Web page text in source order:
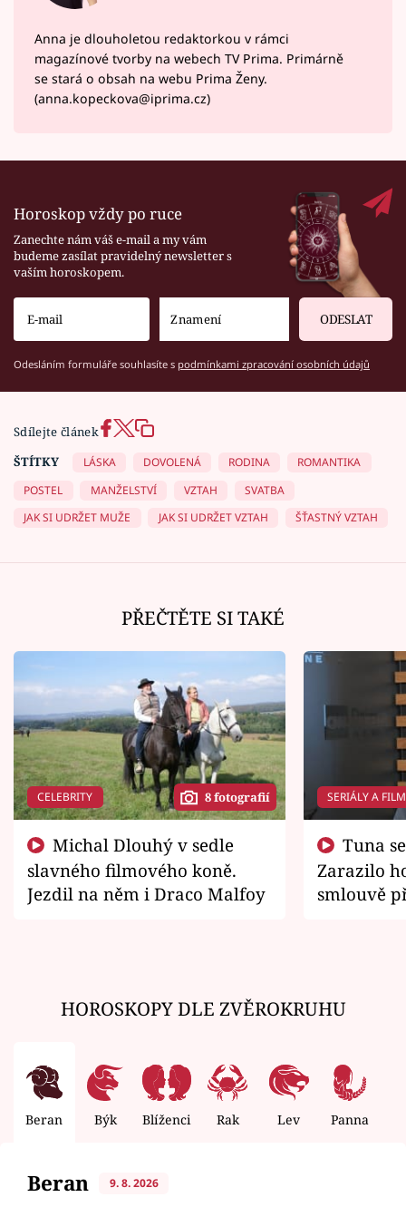
Anna je dlouholetou redaktorkou v rámci
magazínové tvorby na webech TV Prima. Primárně
se stará o obsah na webu Prima Ženy.
(anna.kopeckova@iprima.cz)
Horoskop vždy po ruce
Zanechte nám váš e-mail a my vám
budeme zasílat pravidelný newsletter s
vaším horoskopem.
ODESLAT
Odesláním formuláře souhlasíte s podmínkami zpracování osobních údajů
Sdílejte článek
ŠTÍTKY
LÁSKA DOVOLENÁ RODINA
ROMANTIKA
POSTEL
MANŽELSTVÍ VZTAH
SVATBA
JAK SI UDRŽET MUŽE
JAK SI UDRŽET VZTAH ŠŤASTNÝ VZTAH
PŘEČTĚTE SI TAKÉ
CELEBRITY 8 fotografií
slavného filmového koně.
Jezdil na něm i Draco Malfoy
SERIÁLY A
Zarazilo
smlouvě
HOROSKOPY DLE ZVĚROKRUHU
Beran Býk Blíženci Rak Lev Panna
Beran 9. 8. 2026